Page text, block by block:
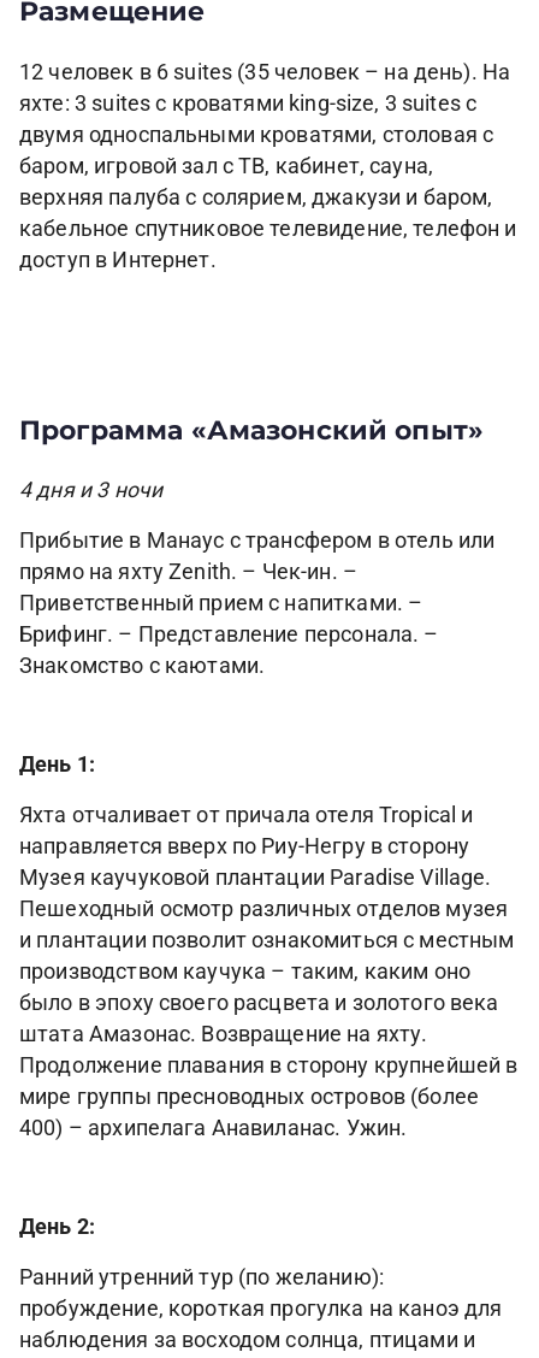
Размещение
12 человек в 6 suites (35 человек – на день). На
яхте: 3 suites с кроватями king-size, 3 suites с
двумя односпальными кроватями, столовая с
баром, игровой зал с ТВ, кабинет, сауна,
верхняя палуба с солярием, джакузи и баром,
кабельное спутниковое телевидение, телефон и
доступ в Интернет.
Программа «Амазонский опыт»
4 дня и 3 ночи
Прибытие в Манаус с трансфером в отель или
прямо на яхту Zenith. – Чек-ин. –
Приветственный прием с напитками. –
Брифинг. – Представление персонала. –
Знакомство с каютами.
День 1:
Яхта отчаливает от причала отеля Tropical и
направляется вверх по Риу-Негру в сторону
Музея каучуковой плантации Paradise Village.
Пешеходный осмотр различных отделов музея
и плантации позволит ознакомиться с местным
производством каучука – таким, каким оно
было в эпоху своего расцвета и золотого века
штата Амазонас. Возвращение на яхту.
Продолжение плавания в сторону крупнейшей в
мире группы пресноводных островов (более
400) – архипелага Анавиланас. Ужин.
День 2:
Ранний утренний тур (по желанию):
пробуждение, короткая прогулка на каноэ для
наблюдения за восходом солнца, птицами и